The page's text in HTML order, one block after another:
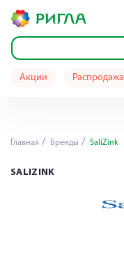
Акции Распродажа
Главная Бренды SaliZink
SALIZINK